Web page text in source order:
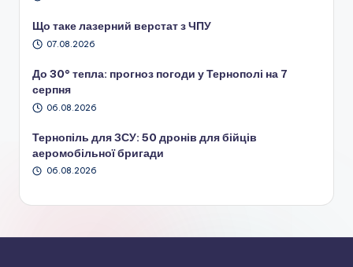
Що таке лазерний верстат з ЧПУ
07.08.2026
До 30° тепла: прогноз погоди у Тернополі на 7
серпня
06.08.2026
Тернопіль для ЗСУ: 50 дронів для бійців
аеромобільної бригади
06.08.2026